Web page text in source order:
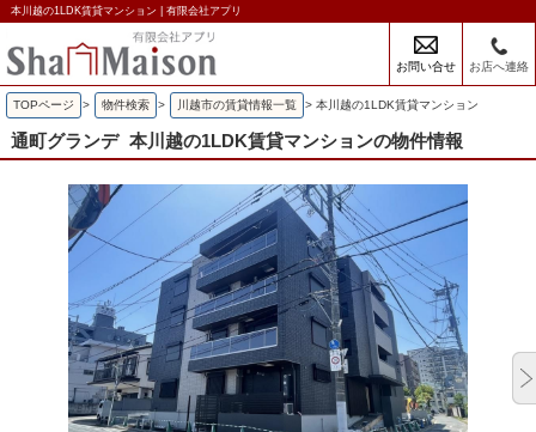
本川越の1LDK賃貸マンション | 有限会社アプリ
お問い合せ お店へ連絡
TOPページ > 物件検索 > 川越市の賃貸情報一覧 > 本川越の1LDK賃貸マンション
通町グランデ 本川越の1LDK賃貸マンションの物件情報